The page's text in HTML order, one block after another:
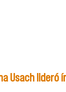
Usach lideró